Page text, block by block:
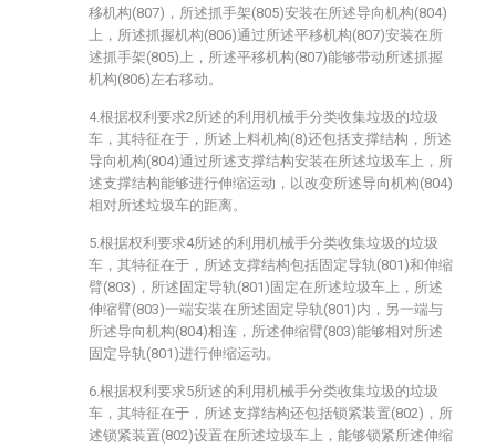
移机构(807)，所述抓手架(805)安装在所述导向机构(804)
上，所述抓握机构(806)通过所述平移机构(807)安装在所
述抓手架(805)上，所述平移机构(807)能够带动所述抓握
机构(806)左右移动。
4.根据权利要求2所述的利用机械手分类收集垃圾的垃圾
车，其特征在于，所述上料机构(8)还包括支撑结构，所述
导向机构(804)通过所述支撑结构安装在所述垃圾车上，所
述支撑结构能够进行伸缩运动，以改变所述导向机构(804)
相对所述垃圾车的距离。
5.根据权利要求4所述的利用机械手分类收集垃圾的垃圾
车，其特征在于，所述支撑结构包括固定导轨(801)和伸缩
臂(803)，所述固定导轨(801)固定在所述垃圾车上，所述
伸缩臂(803)一端安装在所述固定导轨(801)内，另一端与
所述导向机构(804)相连，所述伸缩臂(803)能够相对所述
固定导轨(801)进行伸缩运动。
6.根据权利要求5所述的利用机械手分类收集垃圾的垃圾
车，其特征在于，所述支撑结构还包括锁紧装置(802)，所
述锁紧装置(802)设置在所述垃圾车上，能够锁紧所述伸缩